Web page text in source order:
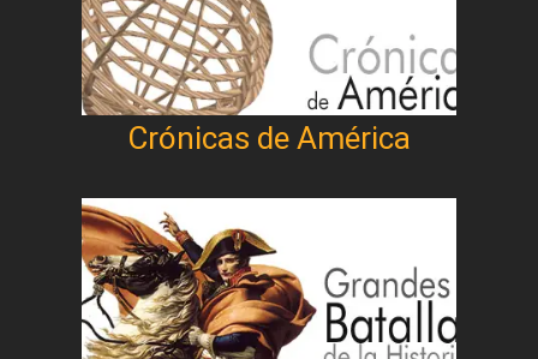
Crónicas de América